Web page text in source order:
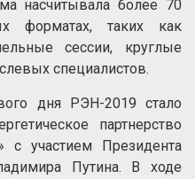
насчитывала более 70
форматах, таких как
сессии, круглые
специалистов.
дня РЭН-2019 стало
партнерство
с участием Президента
Путина. В ходе